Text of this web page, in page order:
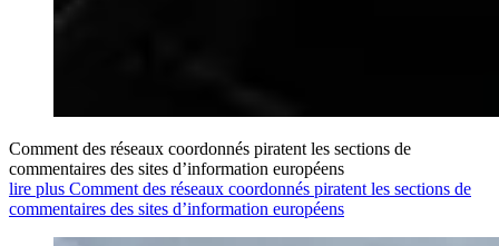
Comment des réseaux coordonnés piratent les sections de
commentaires des sites d’information européens
lire plus Comment des réseaux coordonnés piratent les sections de
commentaires des sites d’information européens